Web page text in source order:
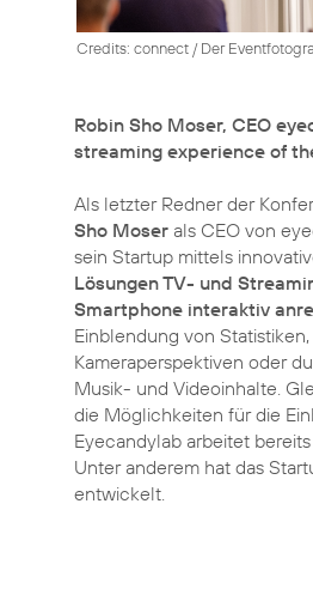
Credits: connect / Der
Robin Sho Moser, CEO
streaming experience of
Als letzter Redner der
Sho Moser als CEO von
sein Startup mittels
Lösungen TV- und
Smartphone interaktiv
Einblendung von
Kameraperspektiven oder
Musik- und Videoinhalte.
die Möglichkeiten für die
Eyecandylab arbeitet
Unter anderem hat das
entwickelt.